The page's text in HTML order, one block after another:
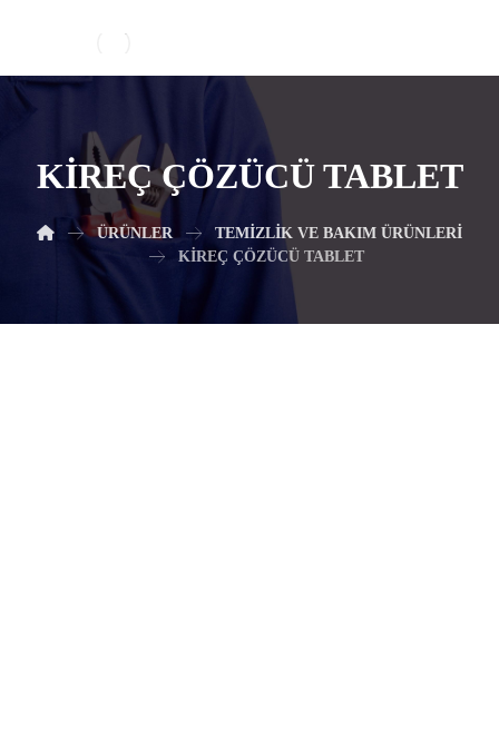
KIREÇ ÇÖZÜCÜ TABLET
ÜRÜNLER
TEMIZLIK VE BAKIM ÜRÜNLERI
KIREÇ ÇÖZÜCÜ TABLET